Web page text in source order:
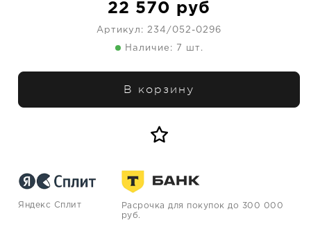
22 570 руб
Артикул: 234/052-0296
Наличие: 7 шт.
В корзину
Яндекс Сплит
Расрочка для покупок до 300 000
руб.